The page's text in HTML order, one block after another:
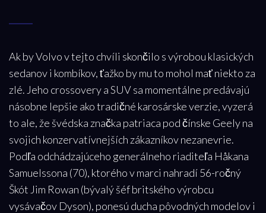
Ak by Volvo v tejto chvíli skončilo s výrobou klasických
sedanov i kombíkov, ťažko by mu to mohol mať niekto za
zlé. Jeho crossovery a SUV sa momentálne predávajú
násobne lepšie ako tradičné karosárske verzie, vyzerá
to ale, že švédska značka patriaca pod čínske Geely na
svojich konzervatívnejších zákazníkov nezanevrie.
Podľa odchádzajúceho generálneho riaditeľa Håkana
Samuelssona (70), ktorého v marci nahradí 56-ročný
Škót Jim Rowan (bývalý šéf britského výrobcu
vysávačov Dyson), ponesú ducha pôvodných modelov i